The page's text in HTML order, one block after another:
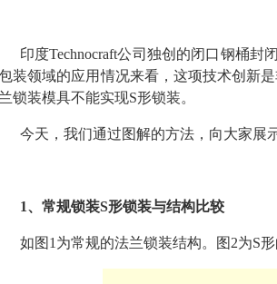
印度Technocraft公司独创的闭口钢桶
装领域的应用情况来看，这项技术创新
兰锁装模具不能实现S形锁装。
今天，我们通过图解的方法，向大家展
1、常规锁装S形锁装与结构比较
如图1为常规的法兰锁装结构。图2为S形